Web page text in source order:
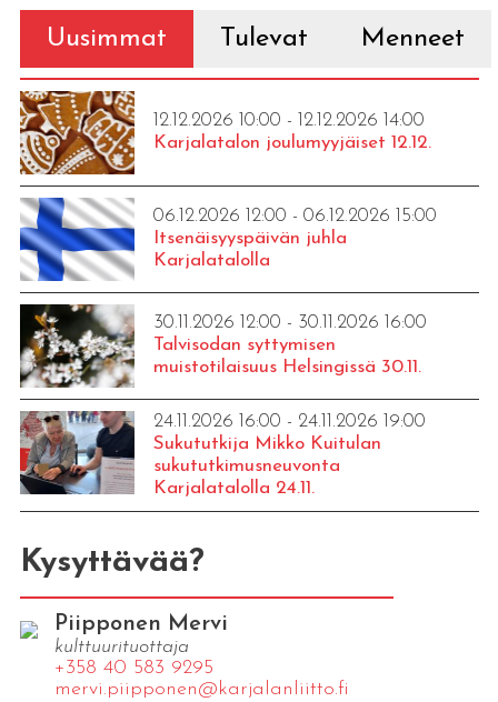
Uusimmat Tulevat Menneet
12.12.2026 10:00 - 12.12.2026 14:00
Karjalatalon joulumyyjäiset 12.12.
06.12.2026 12:00 - 06.12.2026 15:00
Itsenäisyyspäivän juhla
Karjalatalolla
30.11.2026 12:00 - 30.11.2026 16:00
Talvisodan syttymisen
muistotilaisuus Helsingissä 30.11.
24.11.2026 16:00 - 24.11.2026 19:00
Sukututkija Mikko Kuitulan
sukututkimusneuvonta
Karjalatalolla 24.11.
Kysyttävää?
Piipponen Mervi
kulttuurituottaja
+358 40 583 9295
mervi.​piipponen@​kar​jala​nlii​tto.​fi